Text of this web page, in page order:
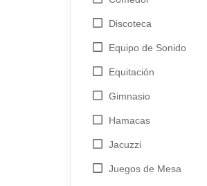
Discoteca
Equipo de Sonido
Equitación
Gimnasio
Hamacas
Jacuzzi
Juegos de Mesa